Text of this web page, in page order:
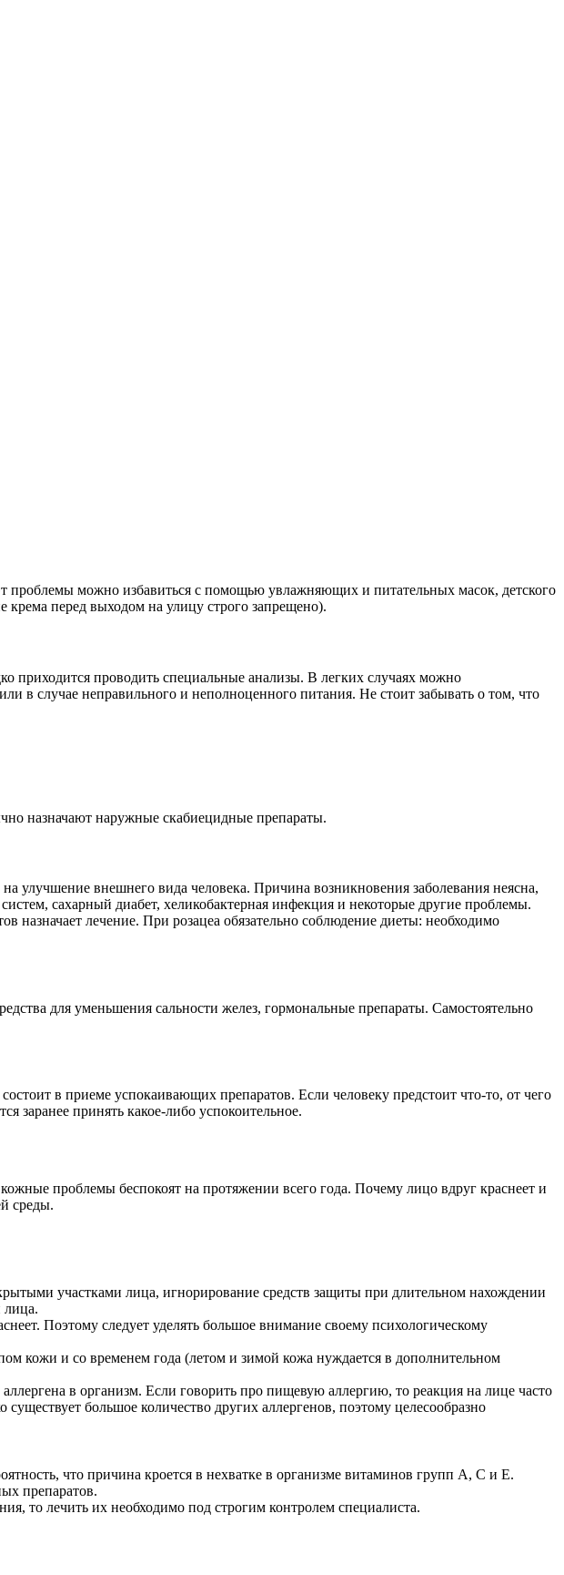
проблемы можно избавиться с помощью увлажняющих и питательных масок, детского
перед выходом на улицу строго запрещено).
приходится проводить специальные анализы. В легких случаях можно
в случае неправильного и неполноценного питания. Не стоит забывать о том, что
назначают наружные скабиецидные препараты.
улучшение внешнего вида человека. Причина возникновения заболевания неясна,
сахарный диабет, хеликобактерная инфекция и некоторые другие проблемы.
назначает лечение. При розацеа обязательно соблюдение диеты: необходимо
для уменьшения сальности желез, гормональные препараты. Самостоятельно
в приеме успокаивающих препаратов. Если человеку предстоит что-то, от чего
заранее принять какое-либо успокоительное.
проблемы беспокоят на протяжении всего года. Почему лицо вдруг краснеет и
среды.
участками лица, игнорирование средств защиты при длительном нахождении
лица.
Поэтому следует уделять большое внимание своему психологическому
кожи и со временем года (летом и зимой кожа нуждается в дополнительном
в организм. Если говорить про пищевую аллергию, то реакция на лице часто
большое количество других аллергенов, поэтому целесообразно
что причина кроется в нехватке в организме витаминов групп А, С и Е.
препаратов.
то лечить их необходимо под строгим контролем специалиста.